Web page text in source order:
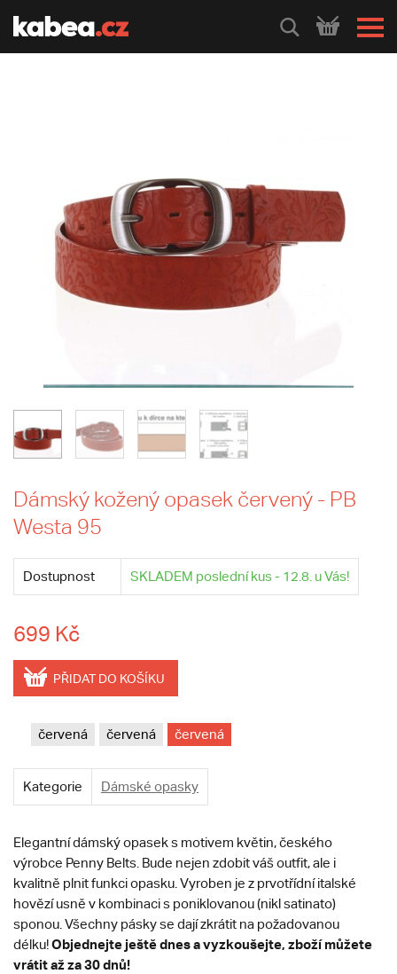
HLEDEJ
Dámský kožený opasek červený - PB
Westa 95
Dostupnost SKLADEM poslední kus - 12.8. u Vás!
699 Kč
PŘIDAT DO KOŠÍKU
červená červená červená
Kategorie Dámské opasky
Elegantní dámský opasek s motivem květin, českého
výrobce Penny Belts. Bude nejen zdobit váš outfit, ale i
kvalitně plnit funkci opasku. Vyroben je z prvotřídní italské
hovězí usně v kombinaci s poniklovanou (nikl satinato)
sponou. Všechny pásky se dají zkrátit na požadovanou
délku!Objednejte ještě dnes a vyzkoušejte, zboží můžete
vrátit až za 30 dnů!